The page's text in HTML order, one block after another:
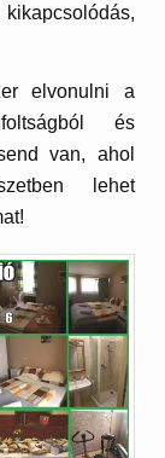
elvonulni a
és
van, ahol
lehet